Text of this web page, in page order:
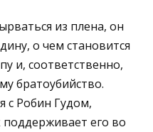
из плена, он
о чем становится
и, соответственно,
братоубийство.
с Робин Гудом,
поддерживает его во